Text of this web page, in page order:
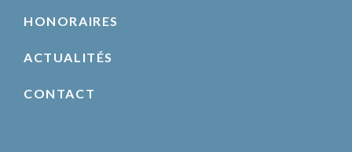
HONORAIRES
ACTUALITÉS
CONTACT